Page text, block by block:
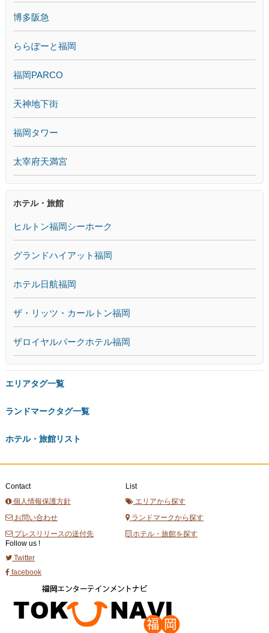
博多阪急
ららぽーと福岡
福岡PARCO
天神地下街
福岡タワー
太宰府天満宮
ホテル・旅館
ヒルトン福岡シーホーク
グランドハイアット福岡
ホテル日航福岡
ザ・リッツ・カールトン福岡
ザロイヤルパークホテル福岡
エリアタグ一覧
ランドマークタグ一覧
ホテル・旅館リスト
Contact
個人情報保護方針
お問い合わせ
プレスリリースの送付先
List
エリアから探す
ランドマークから探す
ホテル・旅館を探す
Follow us !
Twitter
facebook